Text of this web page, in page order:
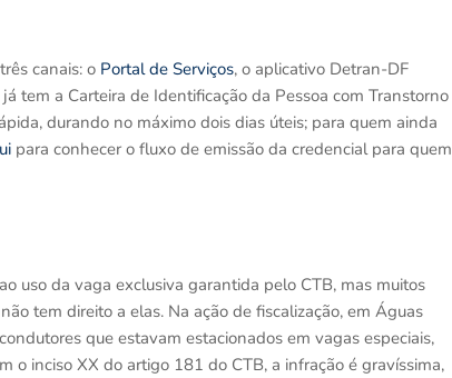
canais: o Portal de Serviços, o aplicativo Detran-DF
tem a Carteira de Identificação da Pessoa com Transtorno
durando no máximo dois dias úteis; para quem ainda
para conhecer o fluxo de emissão da credencial para quem
uso da vaga exclusiva garantida pelo CTB, mas muitos
tem direito a elas. Na ação de fiscalização, em Águas
que estavam estacionados em vagas especiais,
o inciso XX do artigo 181 do CTB, a infração é gravíssima,